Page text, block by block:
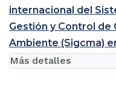
internacional del
Gestión y Control de
Ambiente (Sigcma)
Más detalles